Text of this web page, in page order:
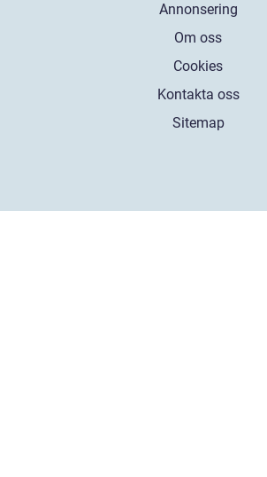
Annonsering
Om oss
Cookies
Kontakta oss
Sitemap